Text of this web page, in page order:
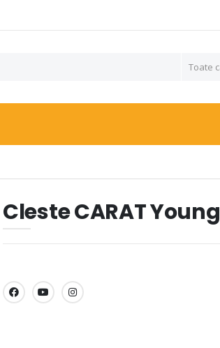
Cleste CARAT Young
SHARE: